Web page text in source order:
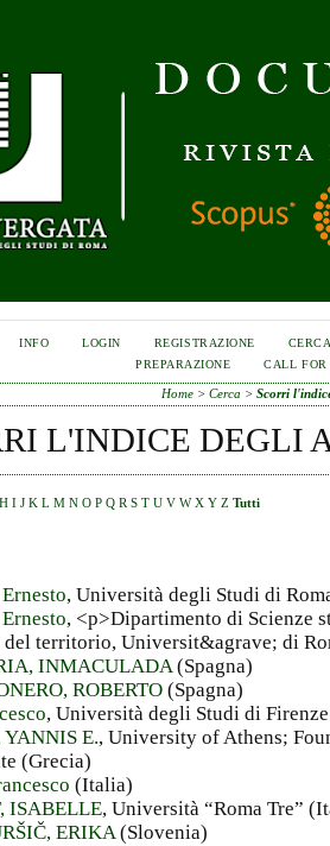
INFO LOGIN REGISTRAZIONE
PREPARAZIONE
CALL FOR
Home> Cerca > Scorri
L'INDICE DEGLI
H I J K L M N O P Q R S T U V W X Y Z Tutti
, Università degli Studi di
, <p>Dipartimento di Scienze
territorio, Universit&agrave; di
INMACULADA(Spagna)
ROBERTO (Spagna)
, Università degli Studi di
E., University of Athens;
(Grecia)
(Italia)
ISABELLE, Università “Roma Tre”
ERIKA(Slovenia)